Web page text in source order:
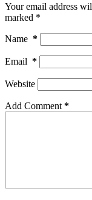
Your email address
marked *
Name *
Email *
Website
Add Comment *